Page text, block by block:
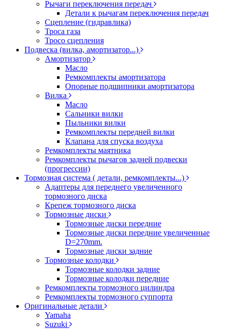
Рычаги переключения передач
Детали к рычагам переключения передач
Сцепление (гидравлика)
Троса газа
Тросо сцепления
Подвеска (вилка, амортизатор...)
Амортизатор
Масло
Ремкомплекты амортизатора
Опорные подшипники амортизатора
Вилка
Масло
Сальники вилки
Пыльники вилки
Ремкомплекты передней вилки
Клапана для спуска воздуха
Ремкомплекты маятника
Ремкомплекты рычагов задней подвески
(прогрессии)
Тормозная система ( детали, ремкомплекты...)
Адаптеры для переднего увеличенного
тормозного диска
Крепеж тормозного диска
Тормозные диски
Тормозные диски передние
Тормозные диски передние увеличенные
D=270mm.
Тормозные диски задние
Тормозные колодки
Тормозные колодки задние
Тормозные колодки передние
Ремкомплекты тормозного цилиндра
Ремкомплекты тормозного суппорта
Оригинальные детали
Yamaha
Suzuki